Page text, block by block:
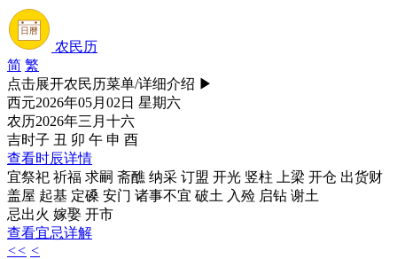
农民历
简 繁
点击展开农民历菜单/详细介绍 ▶
西元2026年05月02日 星期六
农历2026年三月十六
吉时子 丑 卯 午 申 酉
查看时辰详情
宜祭祀 祈福 求嗣 斋醮 纳采 订盟 开光 竖柱 上梁 开仓 出货财
盖屋 起基 定磉 安门 诸事不宜 破土 入殓 启钻 谢土
忌出火 嫁娶 开市
查看宜忌详解
<< <